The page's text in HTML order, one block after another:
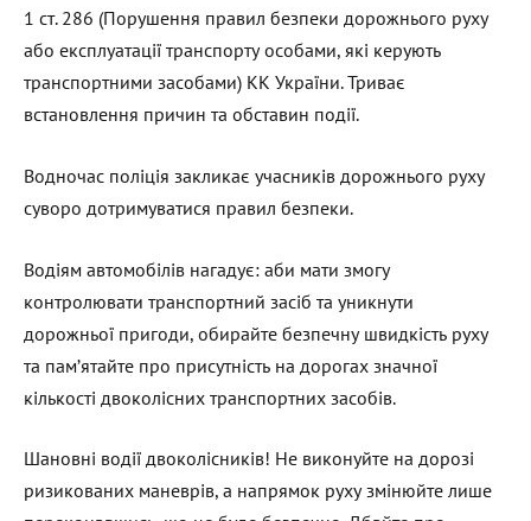
1 ст. 286 (Порушення правил безпеки дорожнього руху
або експлуатації транспорту особами, які керують
транспортними засобами) КК України. Триває
встановлення причин та обставин події.
Водночас поліція закликає учасників дорожнього руху
суворо дотримуватися правил безпеки.
Водіям автомобілів нагадує: аби мати змогу
контролювати транспортний засіб та уникнути
дорожньої пригоди, обирайте безпечну швидкість руху
та пам’ятайте про присутність на дорогах значної
кількості двоколісних транспортних засобів.
Шановні водії двоколісників! Не виконуйте на дорозі
ризикованих маневрів, а напрямок руху змінюйте лише